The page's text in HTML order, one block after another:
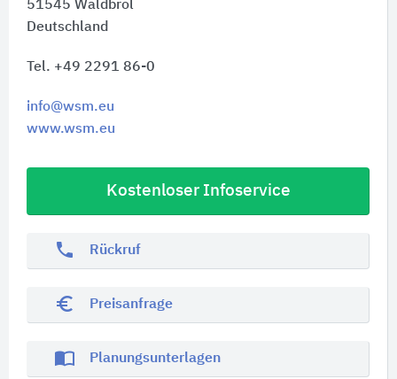
51545 Waldbröl
Deutschland
Tel. +49 2291 86-0
info@wsm.eu
www.wsm.eu
Kostenloser Infoservice
phone Rückruf
euro_symbol Preisanfrage
import_contacts Planungsunterlagen